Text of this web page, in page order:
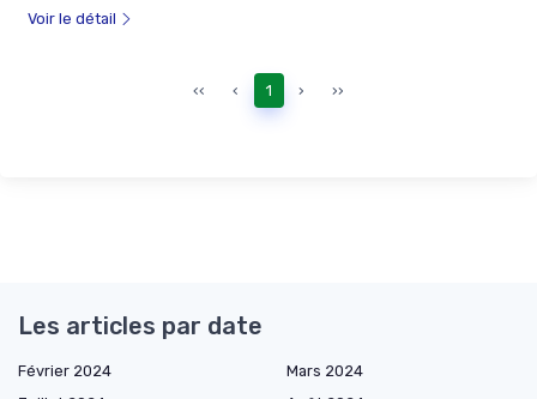
Voir le détail
‹‹ ‹ 1 › ››
Les articles par date
Février 2024
Mars 2024